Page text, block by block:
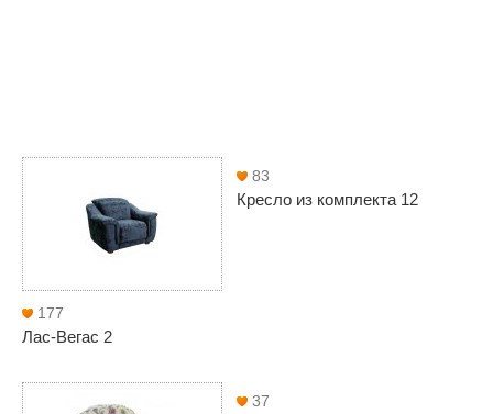
177
Лас-Вегас 2
83
Кресло из комплекта 12
37